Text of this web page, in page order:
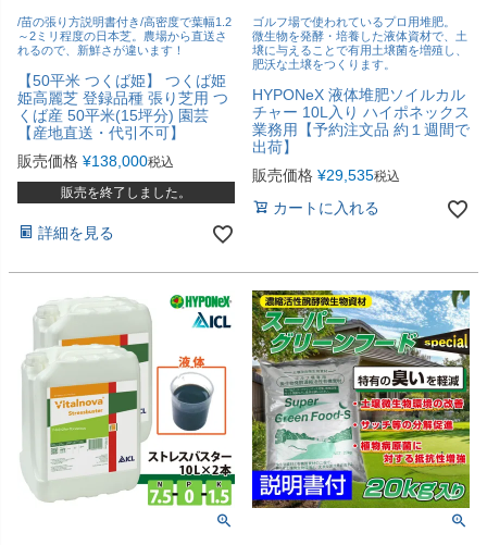
/苗の張り方説明書付き/高密度で葉幅1.2
～2ミリ程度の日本芝。農場から直送さ
れるので、新鮮さが違います！
【50平米 つくば姫】 つくば姫
姫高麗芝 登録品種 張り芝用 つ
くば産 50平米(15坪分) 園芸
【産地直送・代引不可】
販売価格 ¥138,000税込
販売を終了しました。
詳細を見る
ゴルフ場で使われているプロ用堆肥。
微生物を発酵・培養した液体資材で、土
壌に与えることで有用土壌菌を増殖し、
肥沃な土壌をつくります。
HYPONeX 液体堆肥ソイルカル
チャー 10L入り ハイポネックス
業務用【予約注文品 約１週間で
出荷】
販売価格 ¥29,535税込
カートに入れる